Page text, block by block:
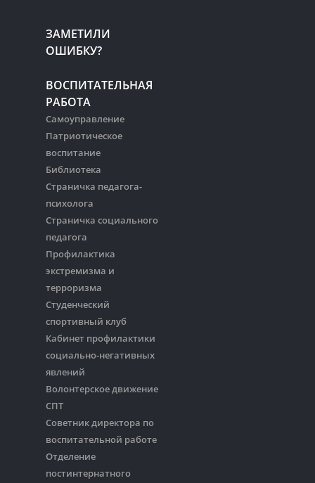
ЗАМЕТИЛИ
ОШИБКУ?
ВОСПИТАТЕЛЬНАЯ
РАБОТА
Самоуправление
Патриотическое
воспитание
Библиотека
Страничка педагога-
психолога
Страничка социального
педагога
Профилактика
экстремизма и
терроризма
Студенческий
спортивный клуб
Кабинет профилактики
социально-негативных
явлений
Волонтерское движение
СПТ
Советник директора по
воспитательной работе
Отделение
постинтернатного